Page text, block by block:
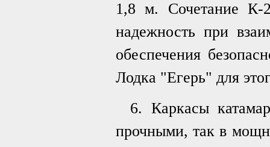
1,8 м. Сочетание К-
надежность при
обеспечения
Лодка "Егерь" для
6. Каркасы
прочными, так в